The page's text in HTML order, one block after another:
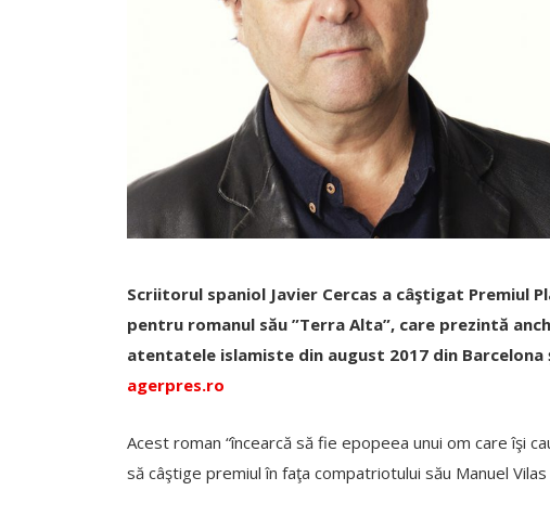
Scriitorul spaniol Javier Cercas a câştigat Premiul
pentru romanul său ”Terra Alta”, care prezintă
atentatele islamiste din august 2017 din Barcelona
agerpres.ro
Acest roman “încearcă să fie epopeea unui om care îşi
să câştige premiul în faţa compatriotului său Manuel Vilas